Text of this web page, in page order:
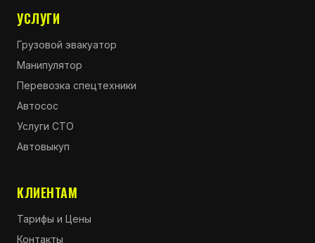
УСЛУГИ
Грузовой эвакуатор
Манипулятор
Перевозка спецтехники
Автосос
Услуги СТО
Автовыкуп
КЛИЕНТАМ
Тарифы и Цены
Контакты